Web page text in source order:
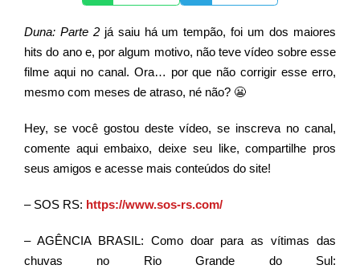
Duna: Parte 2já saiu há um tempão, foi um dos maiores
hits do ano e, por algum motivo, não teve vídeo sobre esse
filme aqui no canal. Ora… por que não corrigir esse erro,
mesmo com meses de atraso, né não? 😬
Hey, se você gostou deste vídeo, se inscreva no canal,
comente aqui embaixo, deixe seu like, compartilhe pros
seus amigos e acesse mais conteúdos do site!
– SOS RS: https://www.sos-rs.com/
– AGÊNCIA BRASIL: Como doar para as vítimas das
chuvas no Rio Grande do Sul: